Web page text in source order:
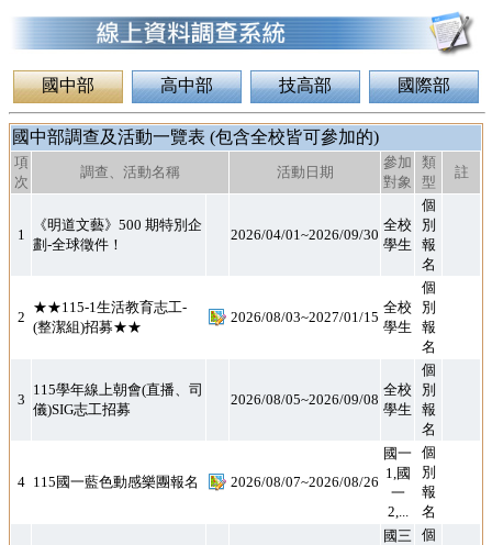
國中部 高中部 技高部 國際部
國中部調查及活動一覽表 (包含全校皆可參加的)
項
次
調查、活動名稱 活動日期
參加
對象
類
型
註
1
《明道文藝》500 期特別企
劃-全球徵件！
2026/04/01~2026/09/30
全校
學生
個
別
報
名
2
★★115-1生活教育志工-
(整潔組)招募★★
2026/08/03~2027/01/15
全校
學生
個
別
報
名
3
115學年線上朝會(直播、司
儀)SIG志工招募
2026/08/05~2026/09/08
全校
學生
個
別
報
名
4 115國一藍色動感樂團報名 2026/08/07~2026/08/26
國一
1,國
一
2,...
個
別
報
名
國三
1,國
三 個
別
報